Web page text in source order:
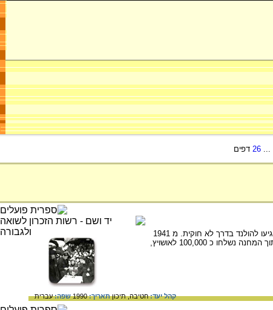
...
26 דפים
מחנה בצפון מזרח הולנד. המחנה הוקם ב 1939 על ידי ממשלת הולנד על מנת לרכז את הפליטים היהודים שהגיעו להולנד בדרך לא חוקית. מ 1941
שימש המחנה את הנאצים כמחנה מעבר של יהודים למזרח אירופה והופעל על ידי משרדו של אדולף איכמן. מתוך המחנה נשלחו כ 100,000 לאושויץ,
קהל יעד:חטיבה,תיכוןתאריך:1990 שפה:עברית